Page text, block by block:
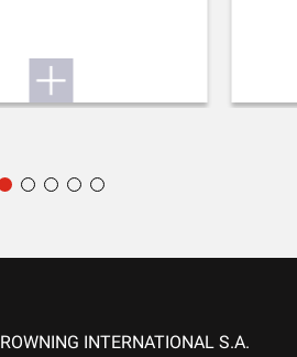
einigen Fällen
INTERNATIONAL S.A.